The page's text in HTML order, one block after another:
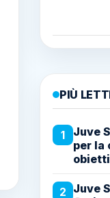
PIÙ
1
Juve
per la
2 Juve